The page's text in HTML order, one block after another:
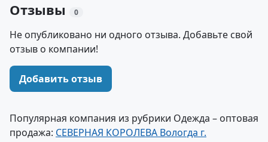
Отзывы 0
Не опубликовано ни одного отзыва. Добавьте свой
отзыв о компании!
Добавить отзыв
Популярная компания из рубрики Одежда – оптовая
продажа: СЕВЕРНАЯ КОРОЛЕВА Вологда г.